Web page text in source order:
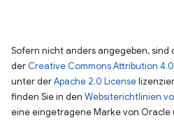
Sofern nicht anders angegeben, sind
der Creative Commons Attribution
unter derApache 2.0 License
finden Sie in den Websiterichtlinien
eine eingetragene Marke von Oracle